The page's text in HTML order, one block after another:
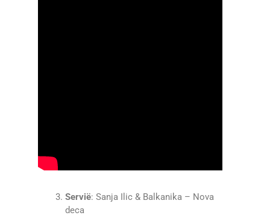
Servië: Sanja Ilic & Balkanika – Nova
deca